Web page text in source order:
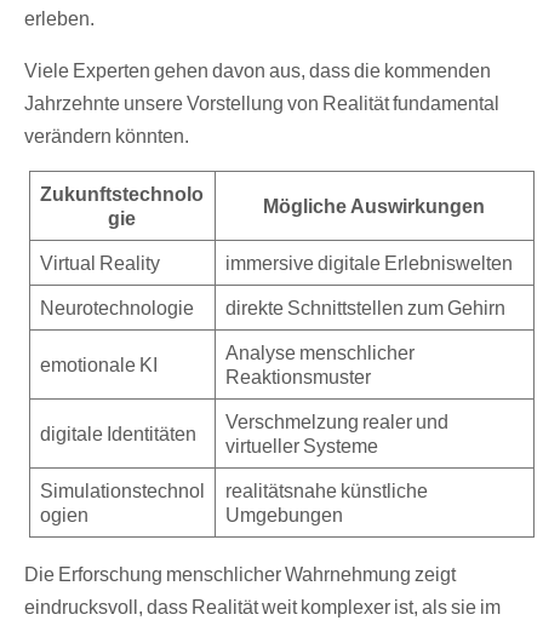
erleben.
Viele Experten gehen davon aus, dass die kommenden
Jahrzehnte unsere Vorstellung von Realität fundamental
verändern könnten.
Zukunftstechnolo
gie
Mögliche Auswirkungen
Virtual Reality
immersive digitale Erlebniswelten
Neurotechnologie
direkte Schnittstellen zum Gehirn
emotionale KI
Analyse menschlicher
Reaktionsmuster
digitale Identitäten
Verschmelzung realer und
virtueller Systeme
Simulationstechnol
ogien
realitätsnahe künstliche
Umgebungen
Die Erforschung menschlicher Wahrnehmung zeigt
eindrucksvoll, dass Realität weit komplexer ist, als sie im